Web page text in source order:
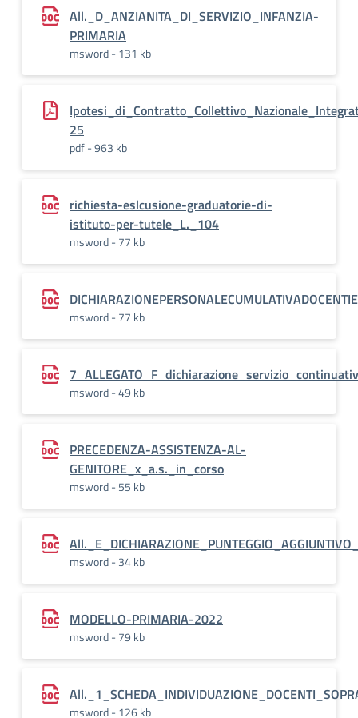
All._D_ANZIANITA_DI_SERVIZIO_INFANZIA-
PRIMARIA
msword - 131 kb
25
pdf - 963 kb
richiesta-eslcusione-graduatorie-di-
istituto-per-tutele_L._104
msword - 77 kb
msword - 77 kb
msword - 49 kb
PRECEDENZA-ASSISTENZA-AL-
GENITORE_x_a.s._in_corso
msword - 55 kb
msword - 34 kb
MODELLO-PRIMARIA-2022
msword - 79 kb
msword - 126 kb